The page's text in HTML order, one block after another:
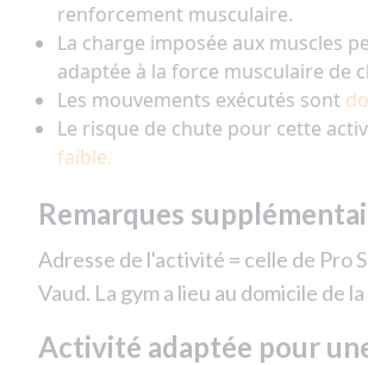
renforcement musculaire.
La charge imposée aux muscles
adaptée à la force musculaire de
Les mouvements exécutés sont
Le risque de chute pour cette
faible.
Remarques
Adresse de l'activité = celle de Pro
Vaud. La gym a lieu au domicile de
Activité adaptée pour